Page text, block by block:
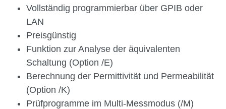
Vollständig programmierbar über GPIB oder
LAN
Preisgünstig
Funktion zur Analyse der äquivalenten
Schaltung (Option /E)
Berechnung der Permittivität und Permeabilität
(Option /K)
Prüfprogramme im Multi-Messmodus (/M)